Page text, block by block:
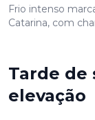
Frio intenso
Catarina, com
Tarde de
elevação